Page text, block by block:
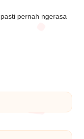
pernah ngerasa